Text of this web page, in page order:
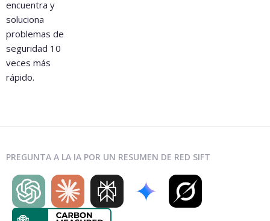
encuentra y
soluciona
problemas de
seguridad 10
veces más
rápido.
PREGUNTA A LA IA POR UN RESUMEN DE RED SIFT